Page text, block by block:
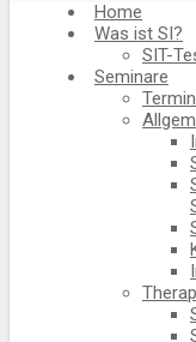
Home
Was ist SI?
SIT-
Seminare